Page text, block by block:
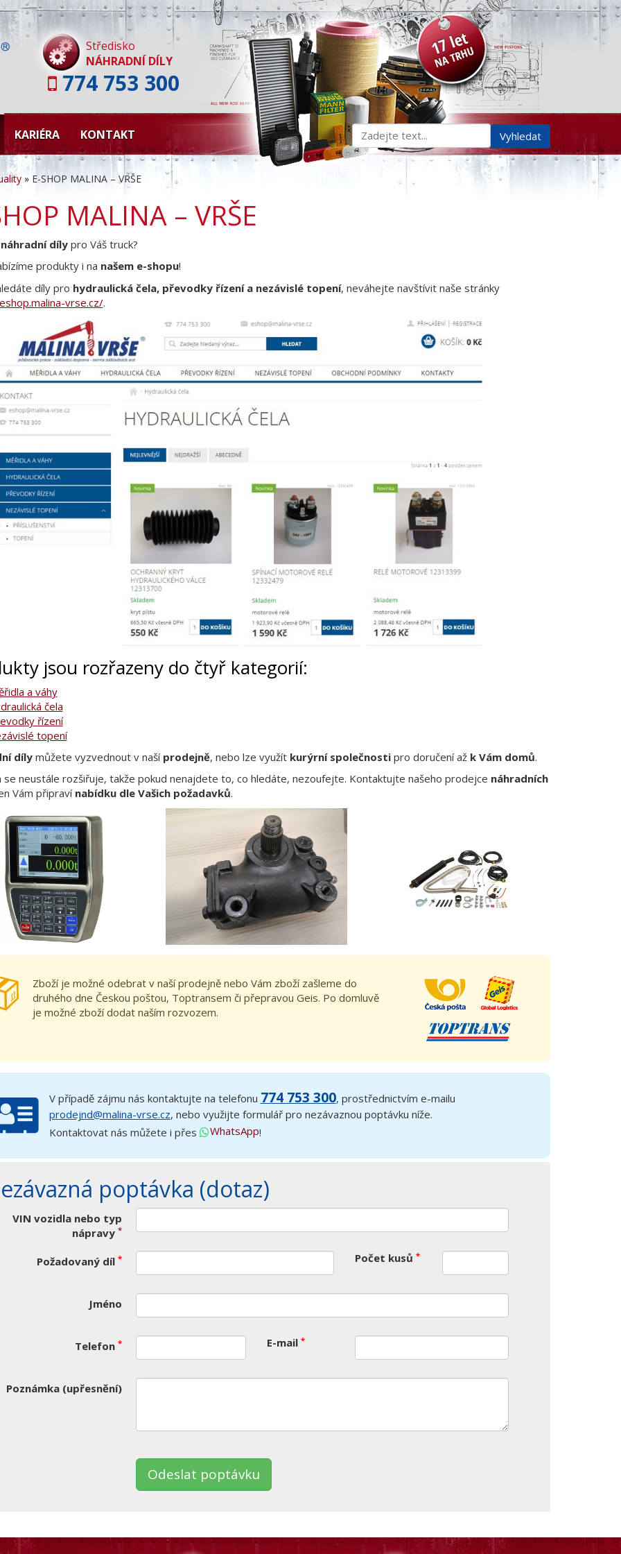
Středisko
NÁHRADNÍ DÍLY
774 753 300
Skip
to
content
KARIÉRA KONTAKT
» E-SHOP MALINA – VRŠE
MALINA – VRŠE
náhradní dílypro Váš truck?
produkty i na našem e-shopu!
díly pro hydraulická čela, převodky řízení a nezávislé topení, neváhejte navštívit naše stránky
vrse.cz/.
jsou rozřazeny do čtyř kategorií:
a váhy
čela
řízení
topení
dílymůžete vyzvednout v naší prodejně, nebo lze využít kurýrní společnostipro doručení až k Vám domů.
se neustále rozšiřuje, takže pokud nenajdete to, co hledáte, nezoufejte. Kontaktujte našeho prodejce náhradních
Vám připraví nabídku dle Vašich požadavků.
Zboží je možné odebrat v naší prodejně nebo Vám zboží zašleme do
druhého dne Českou poštou, Toptransem či přepravou Geis. Po domluvě
je možné zboží dodat naším rozvozem.
V případě zájmu nás kontaktujte na telefonu 774 753 300, prostřednictvím e-mailu
prodejnd@malina-vrse.cz, nebo využijte formulář pro nezávaznou poptávku níže.
Kontaktovat nás můžete i přes
WhatsApp!
poptávka (dotaz)
VIN vozidla nebo typ
nápravy *
Požadovaný díl * Počet kusů *
Jméno
Telefon * E-mail*
Poznámka (upřesnění)